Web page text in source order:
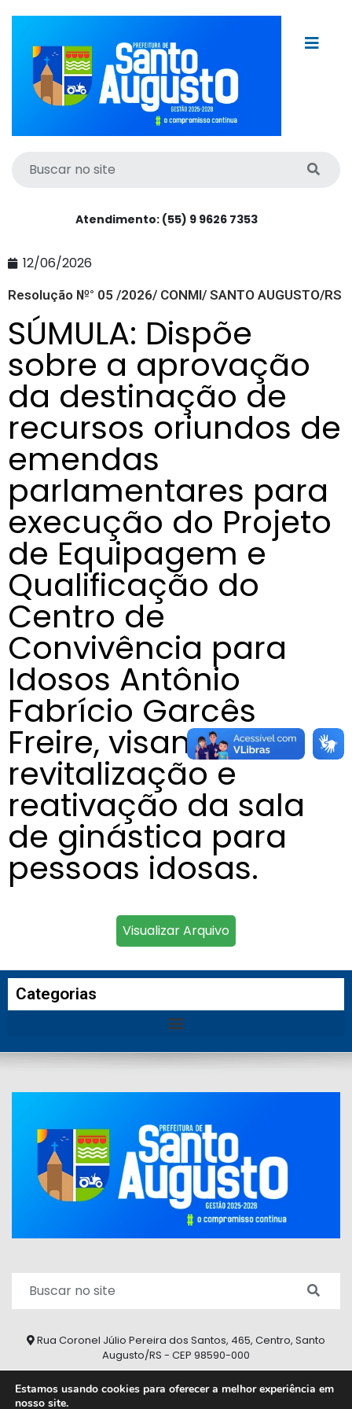
Atendimento: (55) 9 9626 7353
12/06/2026
Resolução №° 05 /2026/ CONMI/ SANTO AUGUSTO/RS
SÚMULA: Dispõe
sobre a aprovação
da destinação de
recursos oriundos de
emendas
parlamentares para
execução do Projeto
de Equipagem e
Qualificação do
Centro de
Convivência para
Idosos Antônio
Fabrício Garcês
Freire, visando à
revitalização e
reativação da sala
de ginástica para
pessoas idosas.
Visualizar Arquivo
Categorias
Rua Coronel Júlio Pereira dos Santos, 465, Centro, Santo
Augusto/RS - CEP 98590-000
Estamos usando cookies para oferecer a melhor experiência em
nosso site.